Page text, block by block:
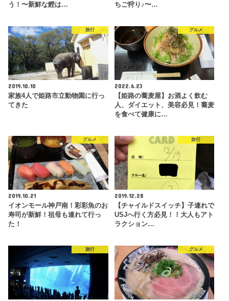
う！〜新鮮な鰹は…
ちご狩り♪〜…
旅行
2019.10.10
家族4人で姫路市立動物園に行っ
てきた
グルメ
2022.6.23
【姫路の蕎麦屋】お酒よく飲む
人、ダイエット、美容必見！蕎麦
を食べて健康に…
グルメ
2019.10.21
イオンモール神戸南！彩彩魚のお
寿司が新鮮！祖母も連れて行っ
た！
旅行
2019.12.28
【チャイルドスイッチ】子連れで
USJへ行く方必見！！大人もアト
ラクション…
旅行 グルメ